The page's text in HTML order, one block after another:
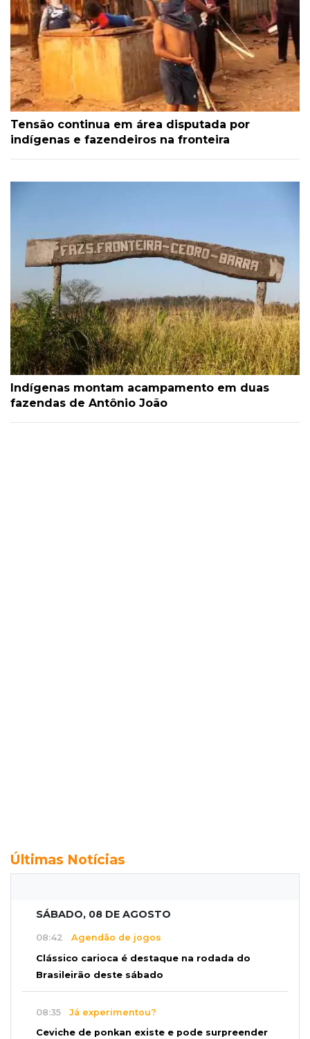
Tensão continua em área disputada por
indígenas e fazendeiros na fronteira
Indígenas montam acampamento em duas
fazendas de Antônio João
Últimas Notícias
SÁBADO, 08 DE AGOSTO
08:42 Agendão de jogos
Clássico carioca é destaque na rodada do
Brasileirão deste sábado
08:35 Já experimentou?
Ceviche de ponkan existe e pode surpreender